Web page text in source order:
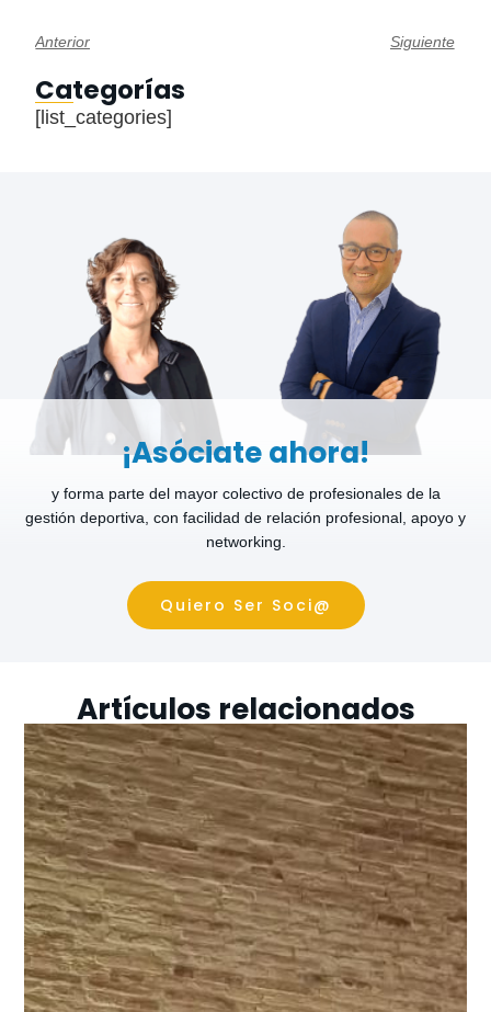
Anterior Siguiente
Categorías
[list_categories]
¡Asóciate ahora!
y forma parte del mayor colectivo de profesionales de la
gestión deportiva, con facilidad de relación profesional, apoyo y
networking.
Quiero Ser Soci@
Artículos relacionados